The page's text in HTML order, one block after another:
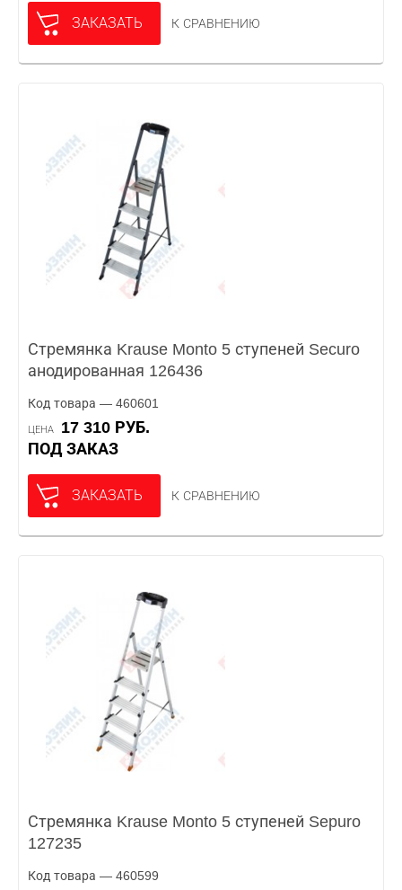
ЗАКАЗАТЬ К СРАВНЕНИЮ
Стремянка Krause Monto 5 ступеней Securo
анодированная 126436
Код товара — 460601
ЦЕНА
17 310 РУБ.
ПОД ЗАКАЗ
ЗАКАЗАТЬ К СРАВНЕНИЮ
Стремянка Krause Monto 5 ступеней Sepuro
127235
Код товара — 460599